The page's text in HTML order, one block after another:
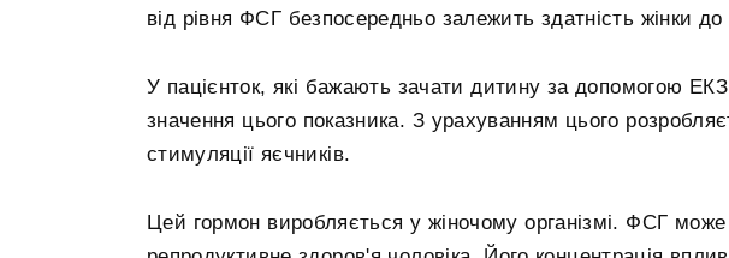
від рівня ФСГ безпосередньо залежить здатність жінки
У пацієнток, які бажають зачати дитину за допомогою
значення цього показника. З урахуванням цього
стимуляції яєчників.
Цей гормон виробляється у жіночому організмі. ФСГ може